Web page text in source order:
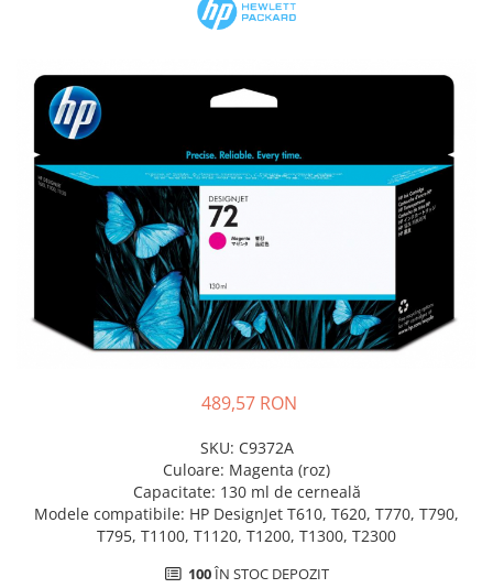
Piese schimb
Plottere
Consumabile imprimanta
Tonere
Capete imprimare
Cartuse inkjet si cerneala
Hartie
Cartuse compatibile
Drum unit compatibile
489,57 RON
SKU: C9372A
Culoare: Magenta (roz)
Capacitate: 130 ml de cerneală
Modele compatibile: HP DesignJet T610, T620, T770, T790,
T795, T1100, T1120, T1200, T1300, T2300
100ÎN STOC DEPOZIT